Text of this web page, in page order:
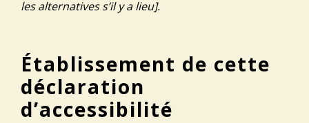
les alternatives s’il y a lieu].
Établissement de cette
déclaration
d’accessibilité